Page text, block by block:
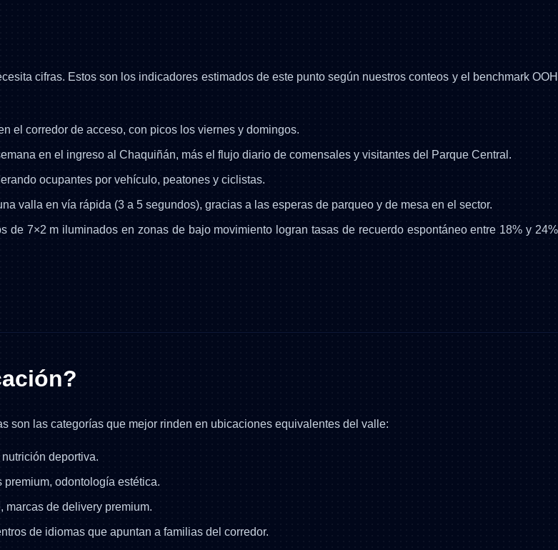
cifras. Estos son los indicadores estimados de este punto según nuestros conteos y el benchmark OOH
el corredor de acceso, con picos los viernes y domingos.
en el ingreso al Chaquiñán, más el flujo diario de comensales y visitantes del Parque Central.
ocupantes por vehículo, peatones y ciclistas.
valla en vía rápida (3 a 5 segundos), gracias a las esperas de parqueo y de mesa en el sector.
de 7×2 m iluminados en zonas de bajo movimiento logran tasas de recuerdo espontáneo entre 18% y 24%
son las categorías que mejor rinden en ubicaciones equivalentes del valle:
deportiva.
odontología estética.
marcas de delivery premium.
de idiomas que apuntan a familias del corredor.